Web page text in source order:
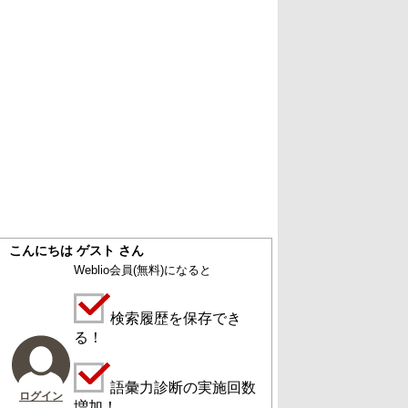
こんにちは ゲスト さん
ログイン
Weblio会員(無料)になると
検索履歴を保存でき
る！
語彙力診断の実施回数